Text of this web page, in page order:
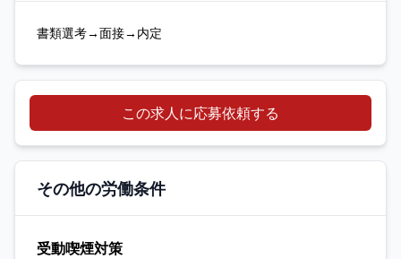
書類選考→面接→内定
この求人に応募依頼する
その他の労働条件
受動喫煙対策